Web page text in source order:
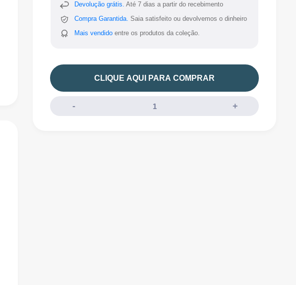
Devolução grátis. Até 7 dias a partir do recebimento
Compra Garantida. Saia satisfeito ou devolvemos o dinheiro
Mais vendido entre os produtos da coleção.
CLIQUE AQUI PARA COMPRAR